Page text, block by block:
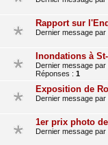
Rapport sur
Dernier message par
Inondations à
Dernier message par
Réponses : 1
Exposition de
Dernier message par
1er prix photo
Dernier message par